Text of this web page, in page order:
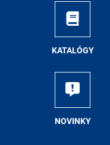
KA­TA­LÓ­GY
NO­VIN­KY